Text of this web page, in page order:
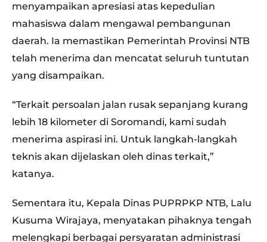
menyampaikan apresiasi atas kepedulian
mahasiswa dalam mengawal pembangunan
daerah. Ia memastikan Pemerintah Provinsi NTB
telah menerima dan mencatat seluruh tuntutan
yang disampaikan.
“Terkait persoalan jalan rusak sepanjang kurang
lebih 18 kilometer di Soromandi, kami sudah
menerima aspirasi ini. Untuk langkah-langkah
teknis akan dijelaskan oleh dinas terkait,”
katanya.
Sementara itu, Kepala Dinas PUPRPKP NTB, Lalu
Kusuma Wirajaya, menyatakan pihaknya tengah
melengkapi berbagai persyaratan administrasi